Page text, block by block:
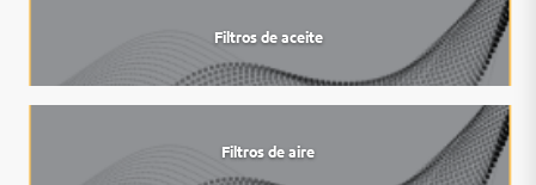
Filtros de aceite
Filtros de aire